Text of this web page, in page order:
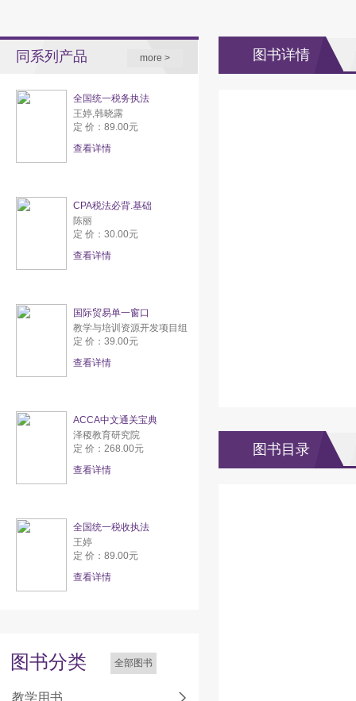
同系列产品 more >
全国统一税务执法
王婷,韩晓露
定 价：89.00元
查看详情
CPA税法必背.基础
陈丽
定 价：30.00元
查看详情
国际贸易单一窗口
教学与培训资源开发项目组
定 价：39.00元
查看详情
ACCA中文通关宝典
泽稷教育研究院
定 价：268.00元
查看详情
全国统一税收执法
王婷
定 价：89.00元
查看详情
图书分类 全部图书
教学用书
图书详情
图书目录